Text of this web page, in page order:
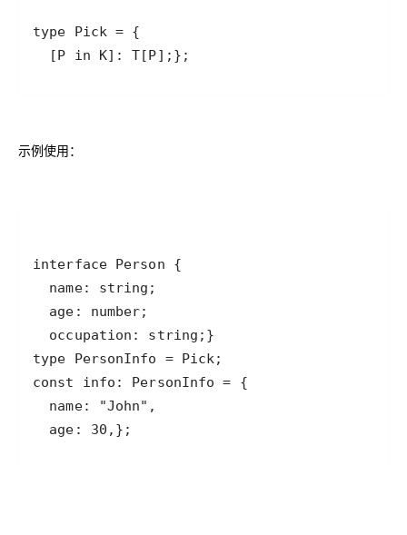
  [P in K]: T[P];};
示例使用：
  age: 30,};